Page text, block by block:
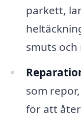
parkett,
smuts
som
för att